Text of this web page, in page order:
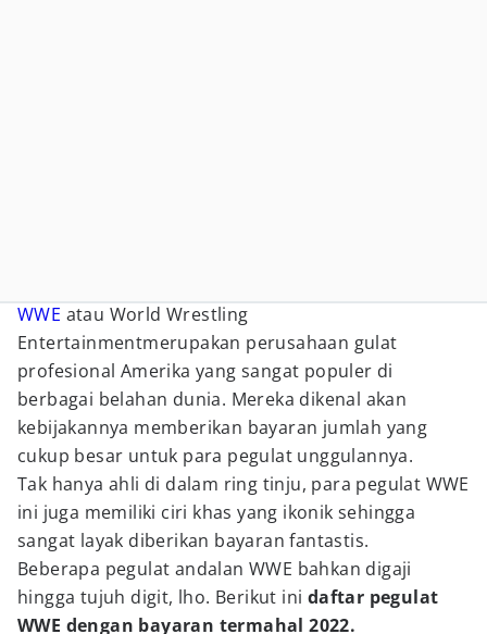
WWE atau World Wrestling
Entertainmentmerupakan perusahaan gulat
profesional Amerika yang sangat populer di
berbagai belahan dunia. Mereka dikenal akan
kebijakannya memberikan bayaran jumlah yang
cukup besar untuk para pegulat unggulannya.
Tak hanya ahli di dalam ring tinju, para pegulat WWE
ini juga memiliki ciri khas yang ikonik sehingga
sangat layak diberikan bayaran fantastis.
Beberapa pegulat andalan WWE bahkan digaji
hingga tujuh digit, lho. Berikut ini daftar pegulat
WWE dengan bayaran termahal 2022.